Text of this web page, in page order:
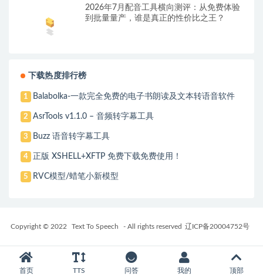
2026年7月配音工具横向测评：从免费体验
到批量量产，谁是真正的性价比之王？
下载热度排行榜
1 Balabolka-一款完全免费的电子书朗读及文本转语音软件
2 AsrTools v1.1.0 – 音频转字幕工具
3 Buzz 语音转字幕工具
4 正版 XSHELL+XFTP 免费下载免费使用！
5 RVC模型/蜡笔小新模型
Copyright © 2022 Text To Speech - All rights reserved 辽ICP备20004752号
首页 TTS 问答 我的 顶部